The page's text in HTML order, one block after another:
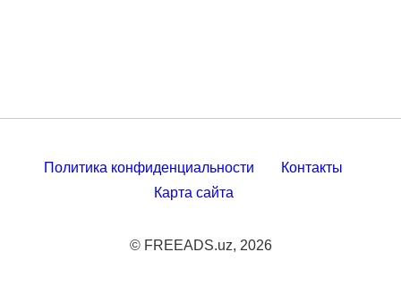
Политика конфиденциальности
Контакты
Карта сайта
© FREEADS.uz, 2026